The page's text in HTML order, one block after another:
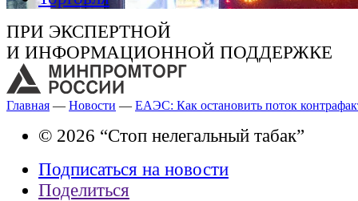
ПРИ ЭКСПЕРТНОЙ
И ИНФОРМАЦИОННОЙ ПОДДЕРЖКЕ
Главная — Новости — ЕАЭС: Как остановить поток
© 2026 “Стоп нелегальный табак”
Подписаться на новости
Поделиться